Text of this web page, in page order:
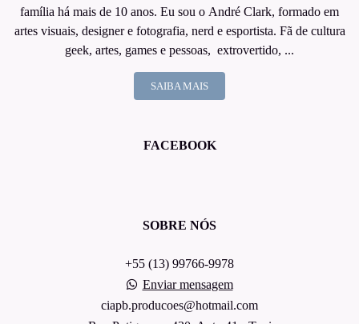
família há mais de 10 anos. Eu sou o André Clark, formado em
artes visuais, designer e fotografia, nerd e esportista. Fã de cultura
geek, artes, games e pessoas, extrovertido, ...
SAIBA MAIS
FACEBOOK
SOBRE NÓS
+55 (13) 99766-9978
Enviar mensagem
ciapb.producoes@hotmail.com